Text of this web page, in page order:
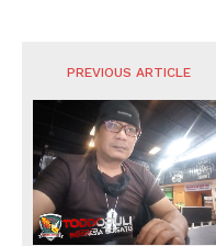
PREVIOUS ARTICLE